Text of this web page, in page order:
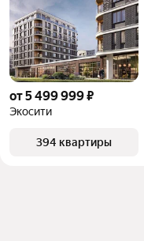
от 5 499 999 ₽
Экосити
394 квартиры